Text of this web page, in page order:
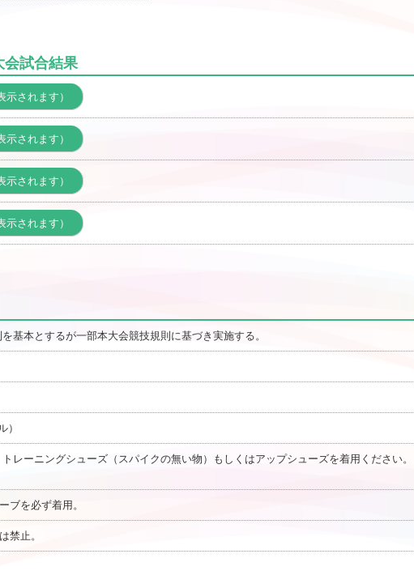
試合結果
されます）
されます）
されます）
されます）
基本とするが一部本大会競技規則に基づき実施する。
）
レーニングシューズ（スパイクの無い物）もしくはアップシューズを着用ください。
ブを必ず着用。
禁止。